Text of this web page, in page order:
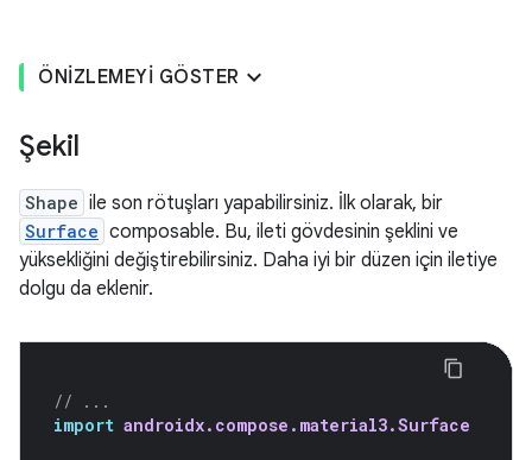
ÖNIZLEMEYI GÖSTER
Şekil
Shape ile son rötuşları yapabilirsiniz. İlk olarak, bir
Surface composable. Bu, ileti gövdesinin şeklini ve
yüksekliğini değiştirebilirsiniz. Daha iyi bir düzen için iletiye
dolgu da eklenir.
// ...
import androidx.compose.material3.Surface